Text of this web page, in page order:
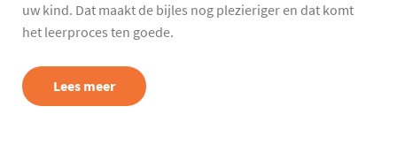
uw kind. Dat maakt de bijles nog plezieriger en dat komt
het leerproces ten goede.
Lees meer